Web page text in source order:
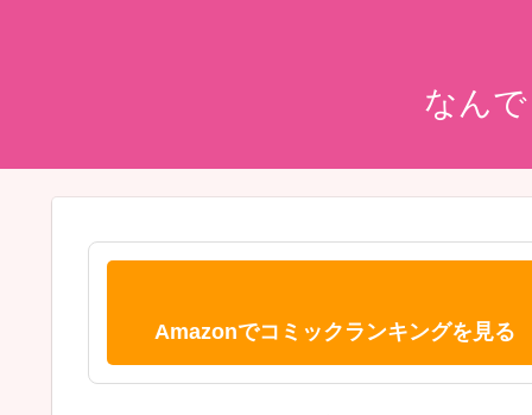
なん
Amazonでコミックランキングを見る